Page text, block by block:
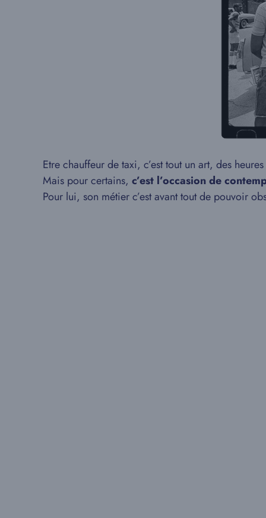
Etre chauffeur de taxi, c’est tout un art, des
Mais pour certains, c’est l’occasion de
Pour lui, son métier c’est avant tout de pouvoir